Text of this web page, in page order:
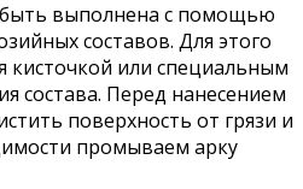
выполнена с помощью
составов. Для этого
кисточкой или специальным
состава. Перед нанесением
поверхность от грязи и
промываем арку